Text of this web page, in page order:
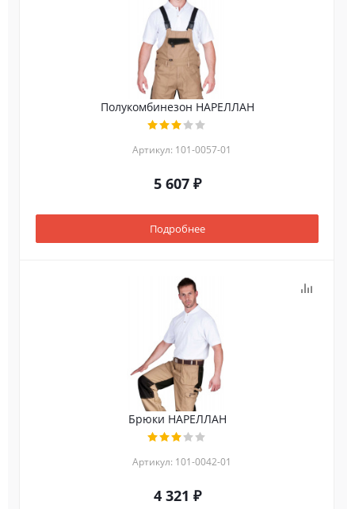
Полукомбинезон НАРЕЛЛАН
Артикул: 101-0057-01
5 607 ₽
Подробнее
Брюки НАРЕЛЛАН
Артикул: 101-0042-01
4 321 ₽